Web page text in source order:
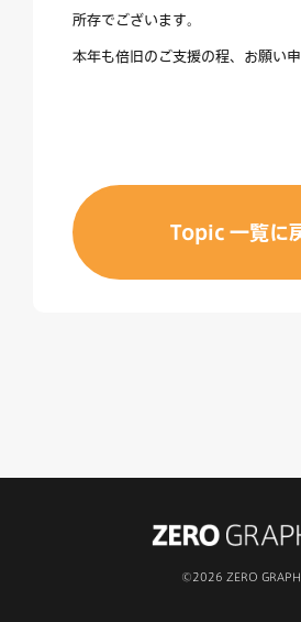
所存でございます。
本年も倍旧のご支援の程、お願い申
Topic 一覧に
©2026 ZERO